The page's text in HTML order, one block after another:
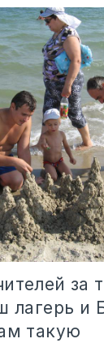
за
лагерь и
такую